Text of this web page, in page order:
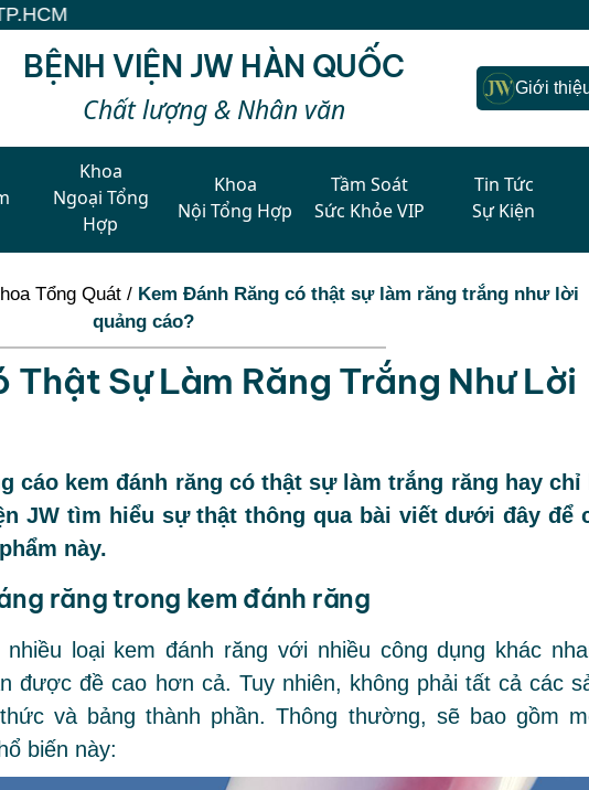
BỆNH VIỆN JW HÀN QUỐC
Chất lượng & Nhân văn
Giới
Khoa
Ngoại Tổng
Hợp
Khoa
Nội Tổng Hợp
Tầm Soát
Sức Khỏe VIP
Tin Tức
Sự Kiện
Tổng Quát / Kem Đánh Răng có thật sự làm răng trắng như lời
quảng cáo?
Thật Sự Làm Răng Trắng Như Lời
cáo kem đánh răng có thật sự làm trắng răng hay chỉ
JW tìm hiểu sự thật thông qua bài viết dưới đây để
này.
răng trong kem đánh răng
loại kem đánh răng với nhiều công dụng khác
được đề cao hơn cả. Tuy nhiên, không phải tất cả các
và bảng thành phần. Thông thường, sẽ bao gồm
biến này: